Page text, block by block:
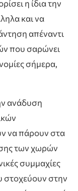
η ίδια την
και να
απέναντι
που σαρώνει
σήμερα,
ανάδυση
να πάρουν στα
των χωρών
συμμαχίες
στοχεύουν στην